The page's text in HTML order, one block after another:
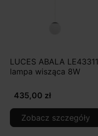
LUCES ABALA LE43311
lampa wisząca 8W
435,00 zł
Zobacz szczegóły